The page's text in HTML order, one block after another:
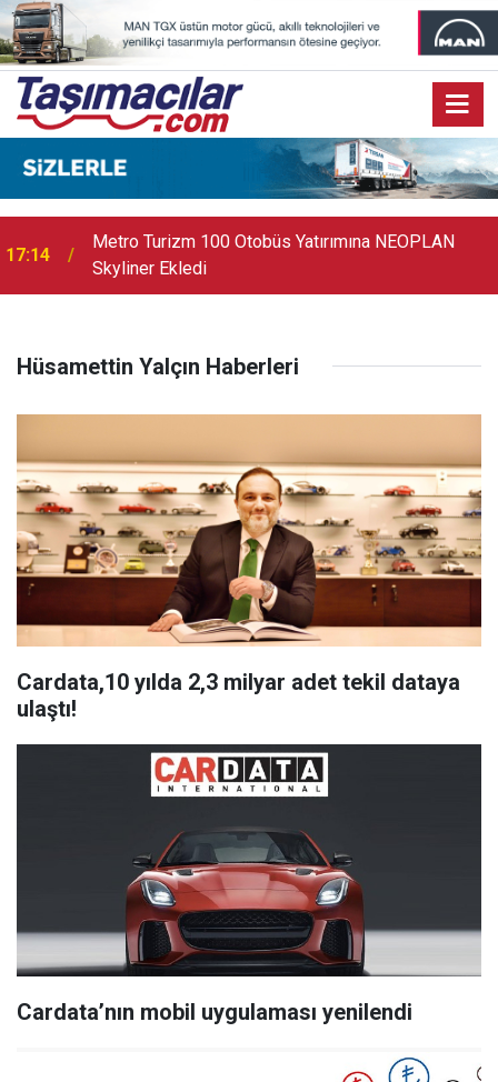
17:14
Metro Turizm 100 Otobüs Yatırımına NEOPLAN
Skyliner Ekledi
17:07
Audi Q9 Markanın En Büyük SUV Modeli Oldu
Hüsamettin Yalçın Haberleri
Cardata,10 yılda 2,3 milyar adet tekil dataya
ulaştı!
Cardata’nın mobil uygulaması yenilendi